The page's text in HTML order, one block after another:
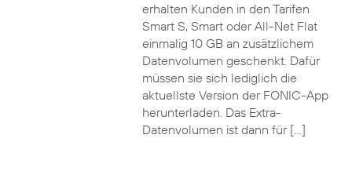
erhalten Kunden in den Tarifen
Smart S, Smart oder All-Net Flat
einmalig 10 GB an zusätzlichem
Datenvolumen geschenkt. Dafür
müssen sie sich lediglich die
aktuellste Version der FONIC-App
herunterladen. Das Extra-
Datenvolumen ist dann für […]